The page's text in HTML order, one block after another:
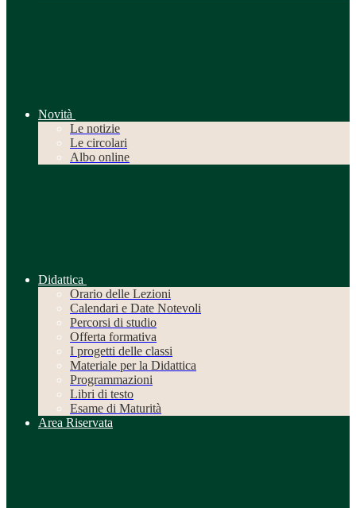
Novità
Le notizie
Le circolari
Albo online
Didattica
Orario delle Lezioni
Calendari e Date Notevoli
Percorsi di studio
Offerta formativa
I progetti delle classi
Materiale per la Didattica
Programmazioni
Libri di testo
Esame di Maturità
Area Riservata